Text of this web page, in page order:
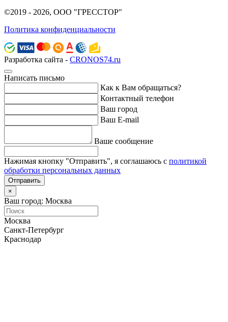
©2019 - 2026, ООО "ГРЕССТОР"
Политика конфиденциальности
Разработка сайта - CRONOS74.ru
Написать письмо
Как к Вам обращаться?
Контактный телефон
Ваш город
Ваш E-mail
Ваше сообщение
Нажимая кнопку "Отправить", я соглашаюсь с политикой
обработки персональных данных
Отправить
×
Ваш город: Москва
Москва
Санкт-Петербург
Краснодар